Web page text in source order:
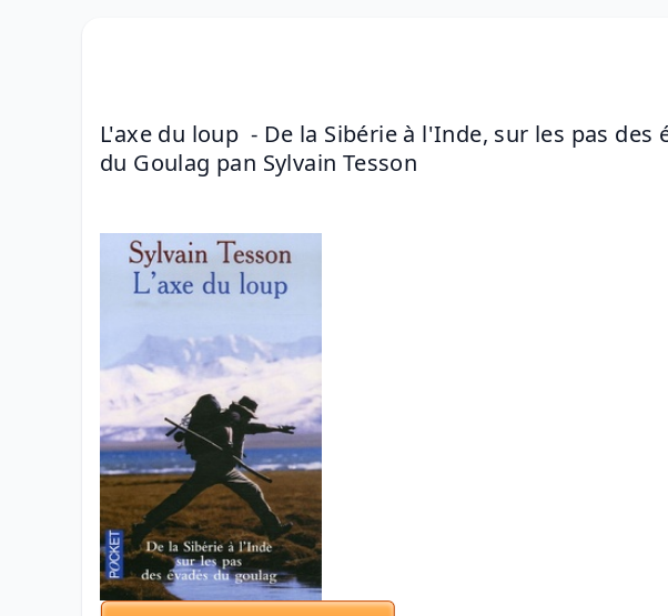
L'axe du loup  - De la Sibérie à l'Inde, sur les pas des
du Goulag pan Sylvain Tesson